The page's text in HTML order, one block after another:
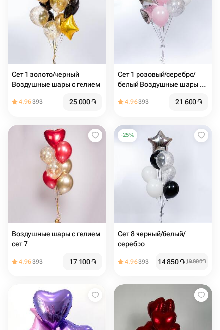
Сет 1 золото/черный
Воздушные шары с гелием
4.96393 25 000֏
Сет 1 розовый/серебро/
белый Воздушные шары с
4.96393 21 600֏
Воздушные шары с гелием
сет 7
4.96393 17 100֏
-25%
Сет 8 черный/белый/
серебро
4.96393 14 850֏19 800֏